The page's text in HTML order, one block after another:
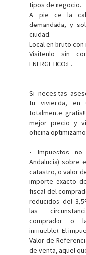
tipos de negocio.
A pie de la
demandada, y
ciudad.
Local en bruto
Visítenlo sin
ENERGETICO:E.
Si necesitas
tu vivienda, en
totalmente
mejor precio y
oficina
• Impuestos no
Andalucía) sobre
catastro, o valor
importe exacto
fiscal del
reducidos del
las
comprador o
inmueble). El
Valor de
de venta, aquel